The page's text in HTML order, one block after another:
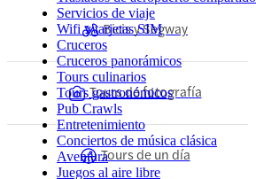
Servicios de viaje
Wifi y tarjetas SIM
Cruceros
Cruceros panorámicos
Tours culinarios
Tours gastronómicos
Pub Crawls
Entretenimiento
Conciertos de música clásica
Aventura
Juegos al aire libre
Bicis y Segway
Tours de fotografía
Tours de un día